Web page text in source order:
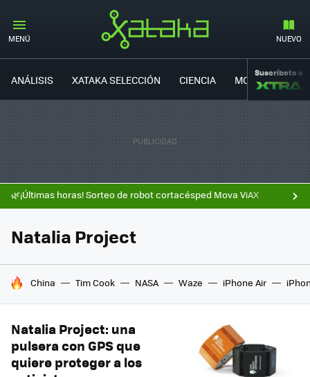
MENÚ NUEVO
ANÁLISIS XATAKA SELECCIÓN CIENCIA MOVILIDAD
Suscríbete a
🌿¡Últimas horas! Sorteo de robot cortacésped Mova ViAX
Natalia Project
HOY SE HABLA DE
China Tim Cook NASA Waze iPhone Air
Natalia Project: una
pulsera con GPS que
quiere proteger a los